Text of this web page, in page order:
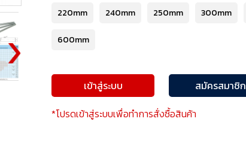
220mm 240mm 250mm 300mm
600mm
เข้าสู่ระบบ
สมัครสมาชิก
*โปรดเข้าสู่ระบบเพื่อทำการสั่งซื้อสินค้า